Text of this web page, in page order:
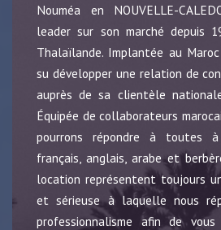
Nouméa en NOUVELLE-
leader sur son marché depuis
Thalaïlande. Implantée au
su développer une relation de
auprès de sa clientèle
Équipée de collaborateurs
pourrons répondre à toutes
français, anglais, arabe et
location représentent toujours
et sérieuse à laquelle nous
professionnalisme afin de vous